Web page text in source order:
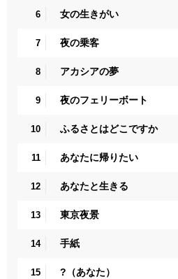
6 女の生きがい
7 夜の乗客
8 アカシアの夢
9 夜のフェリーボート
10 ふるさとはどこですか
11 あなたに帰りたい
12 あなたと生きる
13 東京夜景
14 手紙
15 ?（あなた）